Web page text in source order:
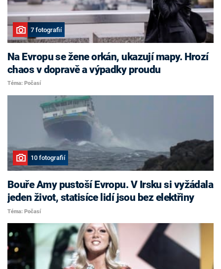
7 fotografií
Na Evropu se žene orkán, ukazují mapy. Hrozí
chaos v dopravě a výpadky proudu
Téma: Počasí
10 fotografií
Bouře Amy pustoší Evropu. V Irsku si vyžádala
jeden život, statisíce lidí jsou bez elektřiny
Téma: Počasí